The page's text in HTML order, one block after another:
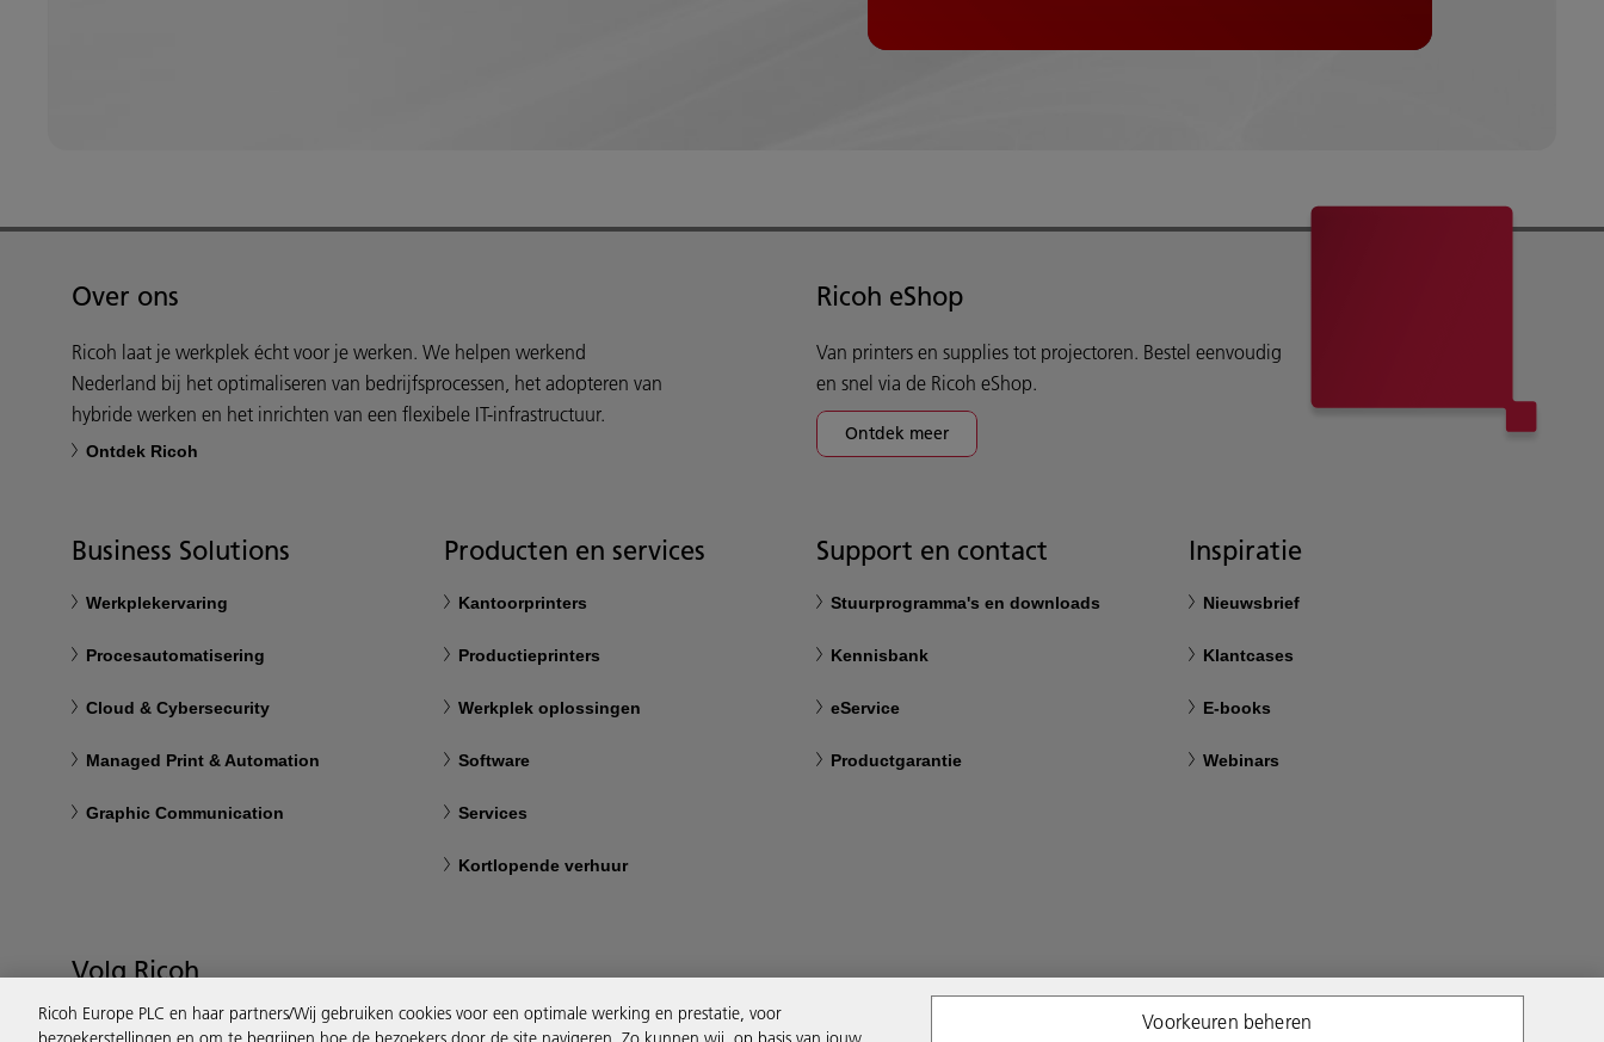
Over ons
Ricoh laat je werkplek écht voor je werken. We helpen werkend
Nederland bij het optimaliseren van bedrijfsprocessen, het adopteren van
hybride werken en het inrichten van een flexibele IT-infrastructuur.
Ontdek Ricoh
Ricoh eShop
Van printers en supplies tot projectoren. Bestel eenvoudig
en snel via de Ricoh eShop.
Ontdek meer
Business Solutions
Werkplekervaring
Procesautomatisering
Cloud & Cybersecurity
Managed Print & Automation
Graphic Communication
Producten en services
Kantoorprinters
Productieprinters
Werkplek oplossingen
Software
Services
Kortlopende verhuur
Support en contact
Stuurprogramma's en downloads
Kennisbank
eService
Productgarantie
Inspiratie
Nieuwsbrief
Klantcases
E-books
Webinars
Volg Ricoh
Ricoh Europe PLC en haar partners/Wij gebruiken cookies voor een optimale werking en prestatie, voor
Voorkeuren beheren